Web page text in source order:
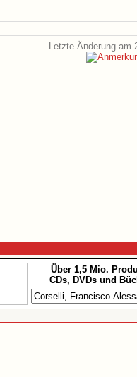
Letzte Änderung am
Über 1,5 Mio.
CDs, DVDs und